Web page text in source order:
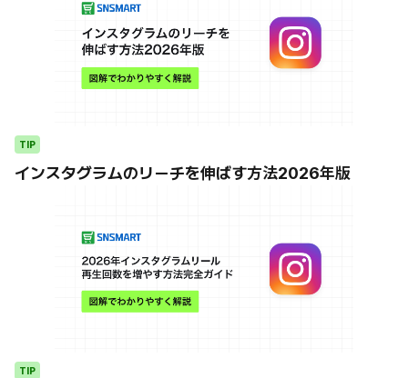
TIP
インスタグラムのリーチを伸ばす方法2026年版
TIP